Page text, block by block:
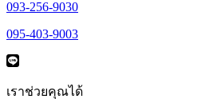
093-256-9030
095-403-9003
เราช่วยคุณได้